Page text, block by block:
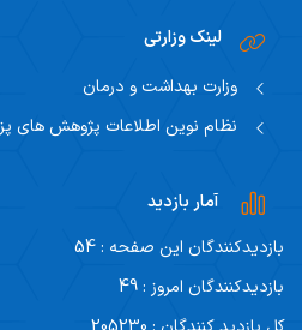
لینک وزارتی
وزارت بهداشت و درمان
نظام نوین اطلاعات پژوهش های
آمار بازدید
بازدیدکنندگان این صفحه : 54
بازدیدکنندگان امروز : 49